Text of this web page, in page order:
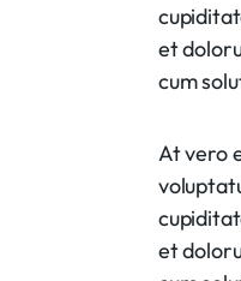
et
cum
At vero
et